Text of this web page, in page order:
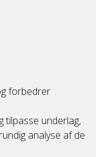
forbedrer
underlag,
analyse af de